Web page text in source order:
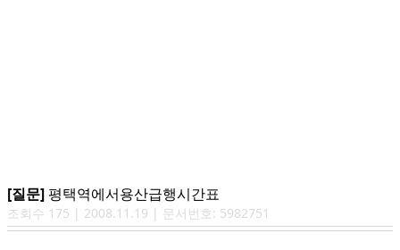
[질문]평택역에서용산급행시간표
조회수 175 | 2008.11.19 | 문서번호: 5982751